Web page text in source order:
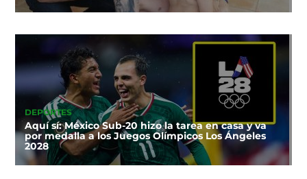
DEPORTES
Aquí sí: México Sub-20 hizo la tarea en casa y va
por medalla a los Juegos Olímpicos Los Ángeles
2028